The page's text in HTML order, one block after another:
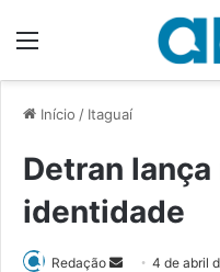
Início / Itaguaí
Detran
identidade
Redação 4 de abril